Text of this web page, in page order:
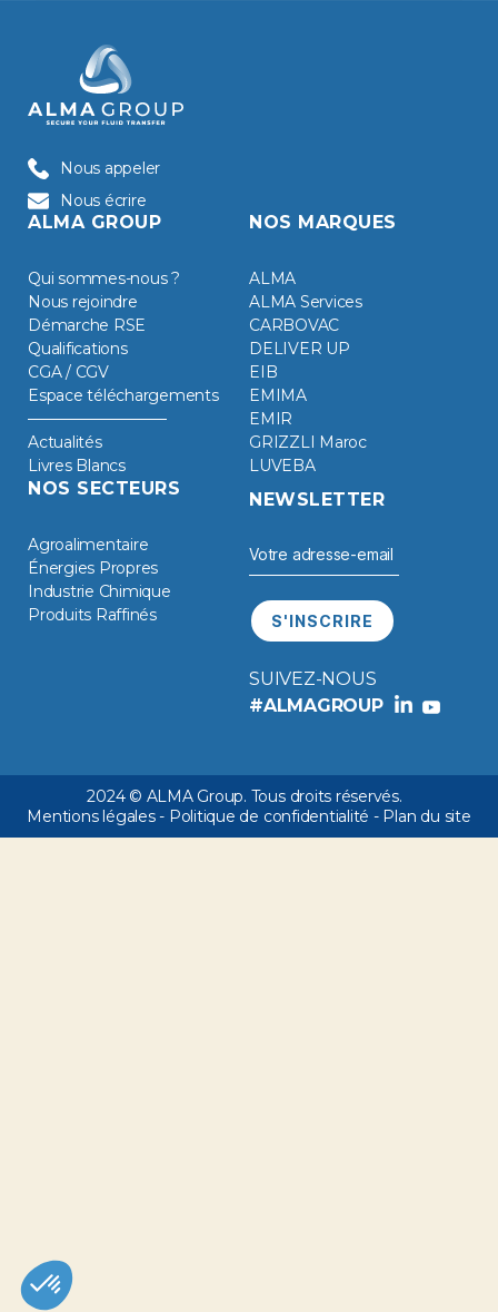
Nous appeler
Nous écrire
ALMA GROUP
Qui sommes-nous ?
Nous rejoindre
Démarche RSE
Qualifications
CGA / CGV
Espace téléchargements
Actualités
Livres Blancs
NOS MARQUES
ALMA
ALMA Services
CARBOVAC
DELIVER UP
EIB
EMIMA
EMIR
GRIZZLI Maroc
LUVEBA
NOS SECTEURS
Agroalimentaire
Énergies Propres
Industrie Chimique
Produits Raffinés
NEWSLETTER
SUIVEZ-NOUS
#ALMAGROUP
2024 © ALMA Group. Tous droits réservés.
Mentions légales- Politique de confidentialité - Plan du site